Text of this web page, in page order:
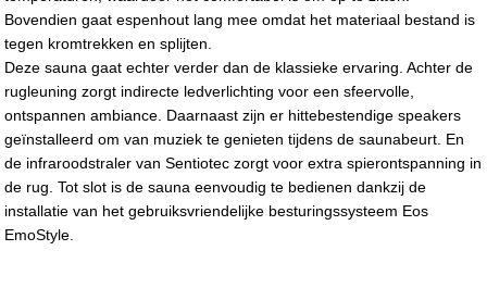
Bovendien gaat espenhout lang mee omdat het materiaal bestand is
tegen kromtrekken en splijten.
Deze sauna gaat echter verder dan de klassieke ervaring. Achter de
rugleuning zorgt indirecte ledverlichting voor een sfeervolle,
ontspannen ambiance. Daarnaast zijn er hittebestendige speakers
geïnstalleerd om van muziek te genieten tijdens de saunabeurt. En
de infraroodstraler van Sentiotec zorgt voor extra spierontspanning in
de rug. Tot slot is de sauna eenvoudig te bedienen dankzij de
installatie van het gebruiksvriendelijke besturingssysteem Eos
EmoStyle.